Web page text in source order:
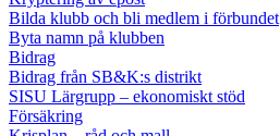
Bilda klubb och bli medlem i förbundet
Byta namn på klubben
Bidrag
Bidrag från SB&K:s distrikt
SISU Lärgrupp – ekonomiskt stöd
Försäkring